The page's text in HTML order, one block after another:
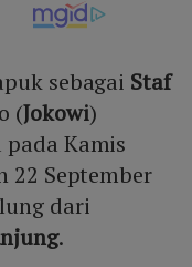
sebagai Staf
(Jokowi)
pada Kamis
22 September
dari
.